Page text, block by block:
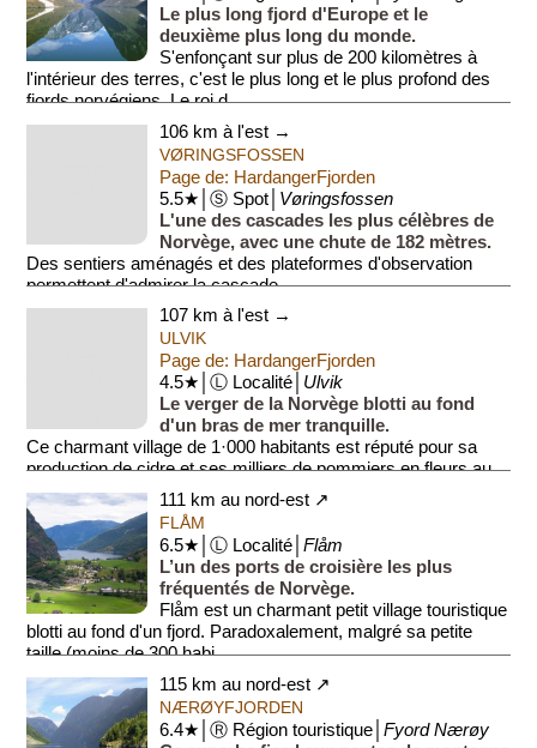
Le plus long fjord d'Europe et le
deuxième plus long du monde.
S'enfonçant sur plus de 200 kilomètres à
l'intérieur des terres, c'est le plus long et le plus profond des
fjords norvégiens. Le roi d...
106 km à l'est →
VØRINGSFOSSEN
Page de: HardangerFjorden
5.5★│Ⓢ Spot│ Vøringsfossen
L'une des cascades les plus célèbres de
Norvège, avec une chute de 182 mètres.
Des sentiers aménagés et des plateformes d'observation
permettent d'admirer la cascade.
107 km à l'est →
ULVIK
Page de: HardangerFjorden
4.5★│Ⓛ Localité│ Ulvik
Le verger de la Norvège blotti au fond
d'un bras de mer tranquille.
Ce charmant village de 1·000 habitants est réputé pour sa
production de cidre et ses milliers de pommiers en fleurs au
printemps....
111 km au nord-est ↗
FLÅM
6.5★│Ⓛ Localité│Flåm
L’un des ports de croisière les plus
fréquentés de Norvège.
Flåm est un charmant petit village touristique
blotti au fond d'un fjord. Paradoxalement, malgré sa petite
taille (moins de 300 habi...
115 km au nord-est ↗
NÆRØYFJORDEN
6.4★│Ⓡ Région touristique│Fyord Nærøy